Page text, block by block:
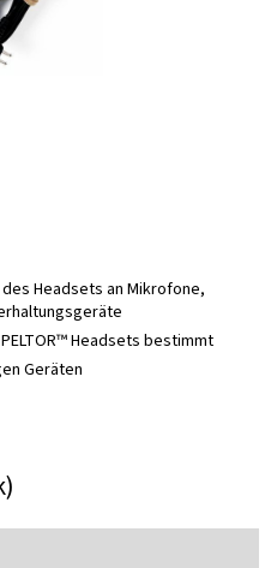
Headsets an Mikrofone,
Headsets bestimmt
Geräten